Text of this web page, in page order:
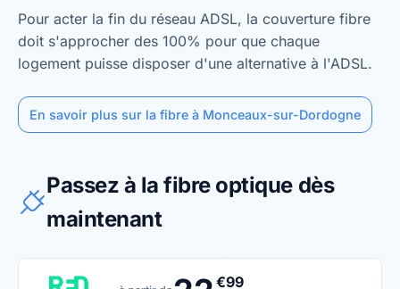
Pour acter la fin du réseau ADSL, la couverture fibre
doit s'approcher des 100% pour que chaque
logement puisse disposer d'une alternative à l'ADSL.
En savoir plus sur la fibre à Monceaux-sur-Dordogne
Passez à la fibre optique dès
maintenant
€99